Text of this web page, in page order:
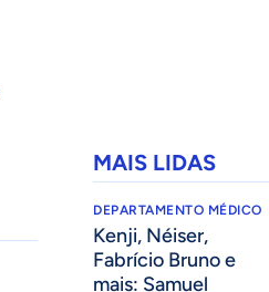
MAIS LIDAS
DEPARTAMENTO MÉDICO
Kenji, Néiser,
Fabrício Bruno e
mais: Samuel